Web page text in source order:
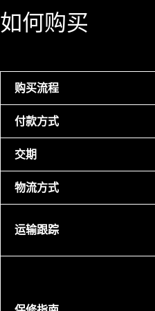
如何购买
购买流程
付款方式
交期
物流方式
运输跟踪